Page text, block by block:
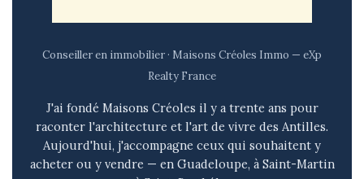
Conseiller en immobilier · Maisons Créoles Immo — eXp
Realty France
J'ai fondé Maisons Créoles il y a trente ans pour
raconter l'architecture et l'art de vivre des Antilles.
Aujourd'hui, j'accompagne ceux qui souhaitent y
acheter ou y vendre — en Guadeloupe, à Saint-Martin